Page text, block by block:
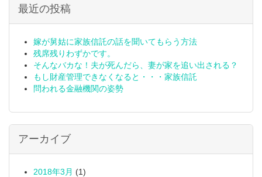
最近の投稿
嫁が舅姑に家族信託の話を聞いてもらう方法
残席残りわずかです。
そんなバカな！夫が死んだら、妻が家を追い出される？
もし財産管理できなくなると・・・家族信託
問われる金融機関の姿勢
アーカイブ
2018年3月 (1)